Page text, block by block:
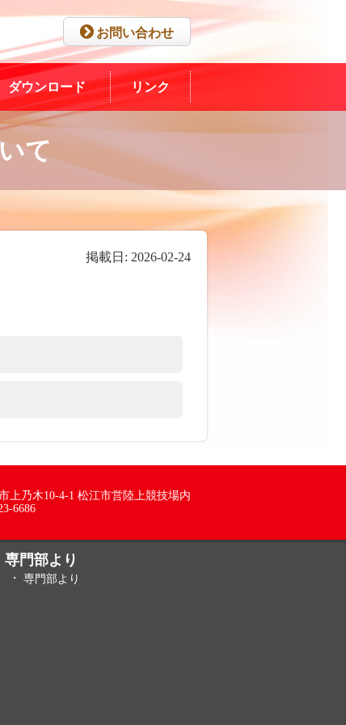
お問い合わせ
ダウンロード リンク
て
掲載日: 2026-02-24
上乃木10-4-1 松江市営陸上競技場内
6686
専門部より
専門部より